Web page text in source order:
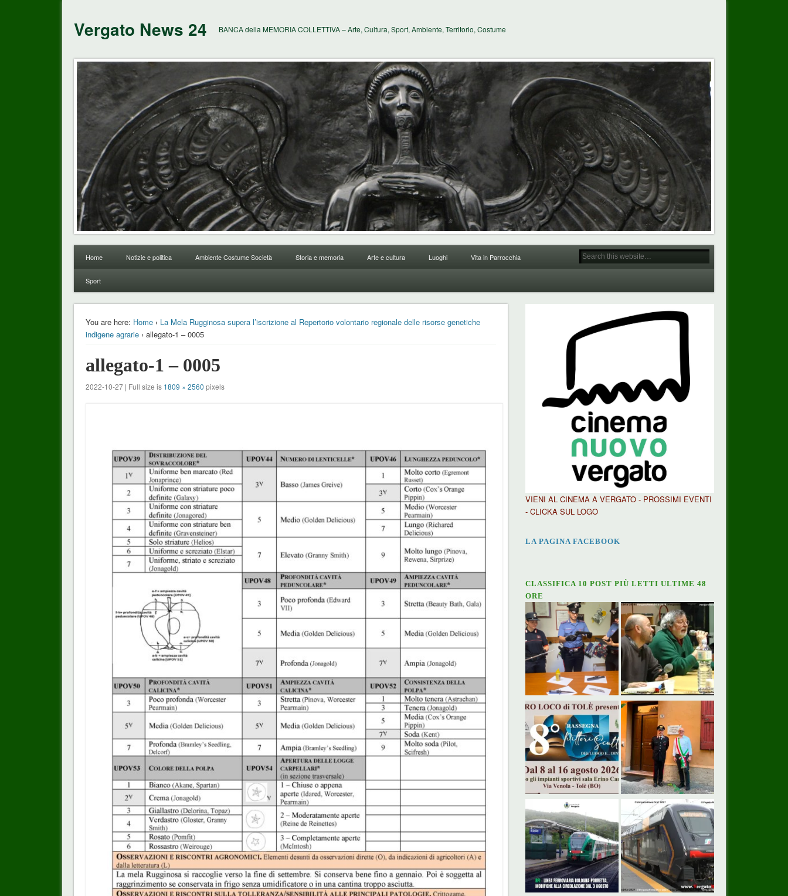
Vergato News 24 BANCA della MEMORIA COLLETTIVA – Arte, Cultura, Sport, Ambiente, Territorio, Costume
Home Notizie e politica Ambiente Costume Società Storia e memoria Arte e cultura Luoghi Vita in Parrocchia
Sport
You are here: Home› La Mela Rugginosa supera l’iscrizione al Repertorio volontario regionale delle risorse genetiche
indigene agrarie› allegato-1 – 0005
allegato-1 – 0005
2022-10-27 | Full size is 1809 × 2560 pixels
VIENI AL CINEMA A VERGATO - PROSSIMI EVENTI
- CLICKA SUL LOGO
LA PAGINA FACEBOOK
CLASSIFICA 10 POST PIÙ LETTI ULTIME 48
ORE